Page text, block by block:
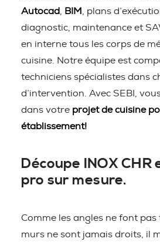
Autocad
BIM
, plans
diagnostic, maintenance et
en interne tous les corps de
cuisine. Notre équipe est
techniciens spécialistes dans
d’intervention. Avec SEBI,
dans votre projet de cuisine
établissement!
Découpe INOX CHR
pro sur mesure.
Comme les angles ne font pas
murs ne sont jamais droits, il